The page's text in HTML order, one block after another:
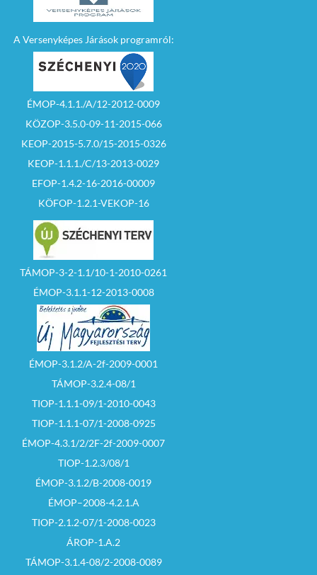
A Versenyképes Járások programról:
ÉMOP-4.1.1./A/12-2012-0009
KÖZOP-3.5.0-09-11-2015-066
KEOP-2015-5.7.0/15-2015-0326
KEOP-1.1.1./C/13-2013-0029
EFOP-1.4.2-16-2016-00009
KÖFOP-1.2.1-VEKOP-16
TÁMOP-3-2-1.1/10-1-2010-0261
ÉMOP-3.1.1-12-2013-0008
ÉMOP-3.1.2/A-2f-2009-0001
TÁMOP-3.2.4-08/1
TIOP-1.1.1-09/1-2010-0043
TIOP-1.1.1-07/1-2008-0925
ÉMOP-4.3.1/2/2F-2f-2009-0007
TIOP-1.2.3/08/1
ÉMOP-3.1.2/B-2008-0019
ÉMOP–2008-4.2.1.A
TIOP-2.1.2-07/1-2008-0023
ÁROP-1.A.2
TÁMOP-3.1.4-08/2-2008-0089